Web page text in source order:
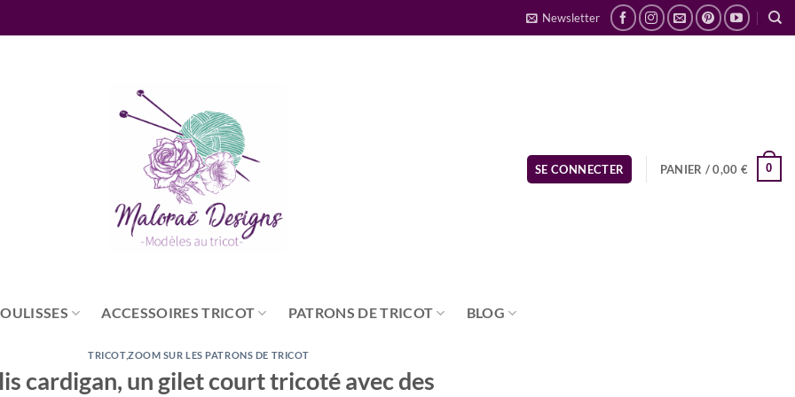
Newsletter
SE CONNECTER PANIER /0,00 € 0
ACCESSOIRES TRICOT PATRONS DE TRICOT BLOG
TRICOT,ZOOM SUR LES PATRONS DE TRICOT
cardigan, un gilet court tricoté avec des